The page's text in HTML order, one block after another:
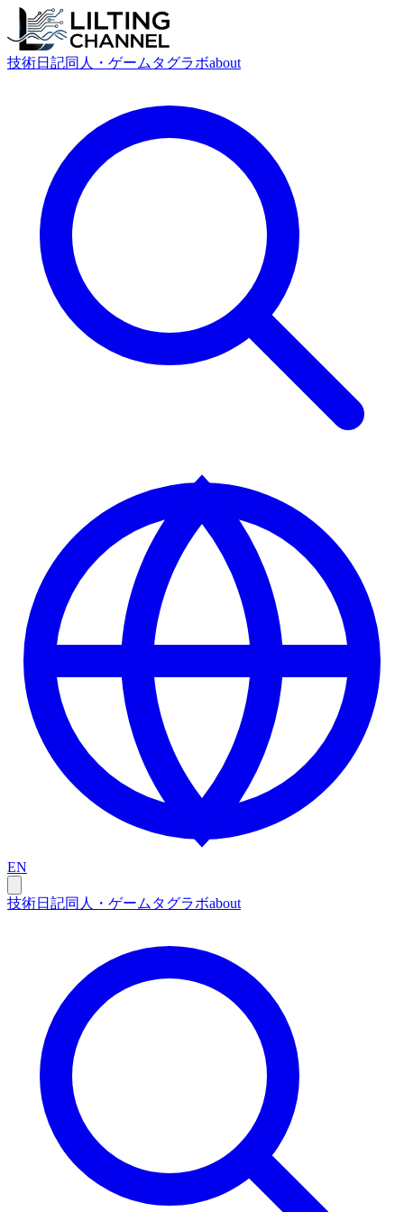
技術日記同人・ゲーム タグラボabout
EN
技術日記同人・ゲーム タグラボabout